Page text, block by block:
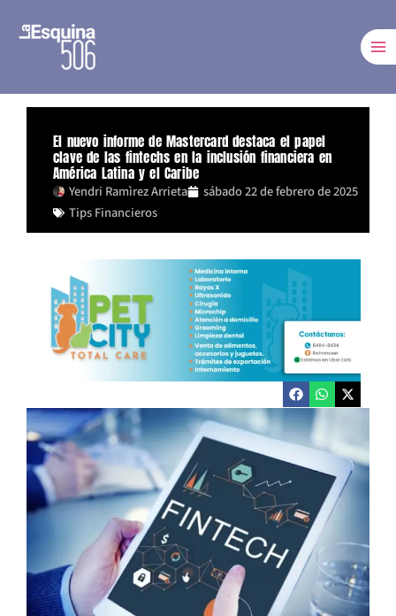
El nuevo informe de Mastercard destaca el papel
clave de las fintechs en la inclusión financiera en
América Latina y el Caribe
Yendri Ramìrez Arrieta
sábado 22 de febrero de 2025
Tips Financieros